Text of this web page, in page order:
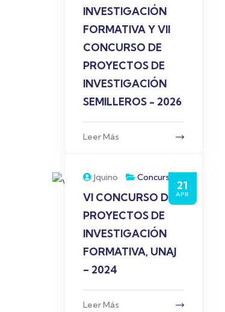
INVESTIGACIÓN
FORMATIVA Y VII
CONCURSO DE
PROYECTOS DE
INVESTIGACIÓN
SEMILLEROS - 2026
Leer Más
21
APR
Jquino Concurso
VI CONCURSO DE
PROYECTOS DE
INVESTIGACIÓN
FORMATIVA, UNAJ
– 2024
Leer Más